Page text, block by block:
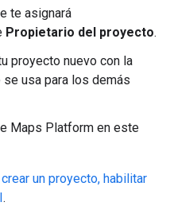
te asignará
Propietario del proyecto.
proyecto nuevo con la
usa para los demás
Maps Platform en este
crear un proyecto, habilitar
.